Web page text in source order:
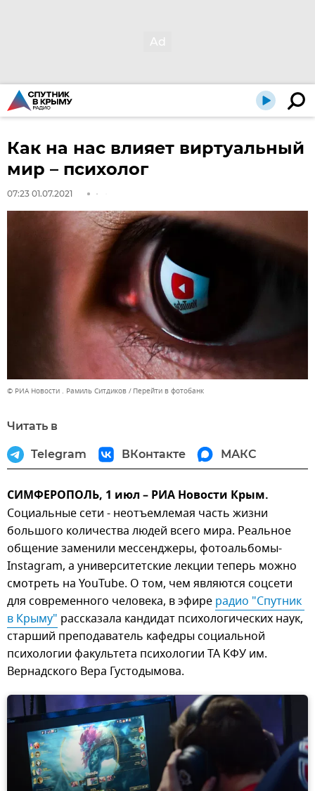
Как на нас влияет виртуальный
мир – психолог
07:23 01.07.2021
© РИА Новости . Рамиль Ситдиков Перейти в фотобанк
Читать в
Telegram ВКонтакте МАКС
СИМФЕРОПОЛЬ, 1 июл – РИА Новости Крым.
Социальные сети - неотъемлемая часть жизни
большого количества людей всего мира. Реальное
общение заменили мессенджеры, фотоальбомы-
Instagram, а университетские лекции теперь можно
смотреть на YouTube. О том, чем являются соцсети
для современного человека, в эфире радио "Спутник
в Крыму" рассказала кандидат психологических наук,
старший преподаватель кафедры социальной
психологии факультета психологии ТА КФУ им.
Вернадского Вера Густодымова.